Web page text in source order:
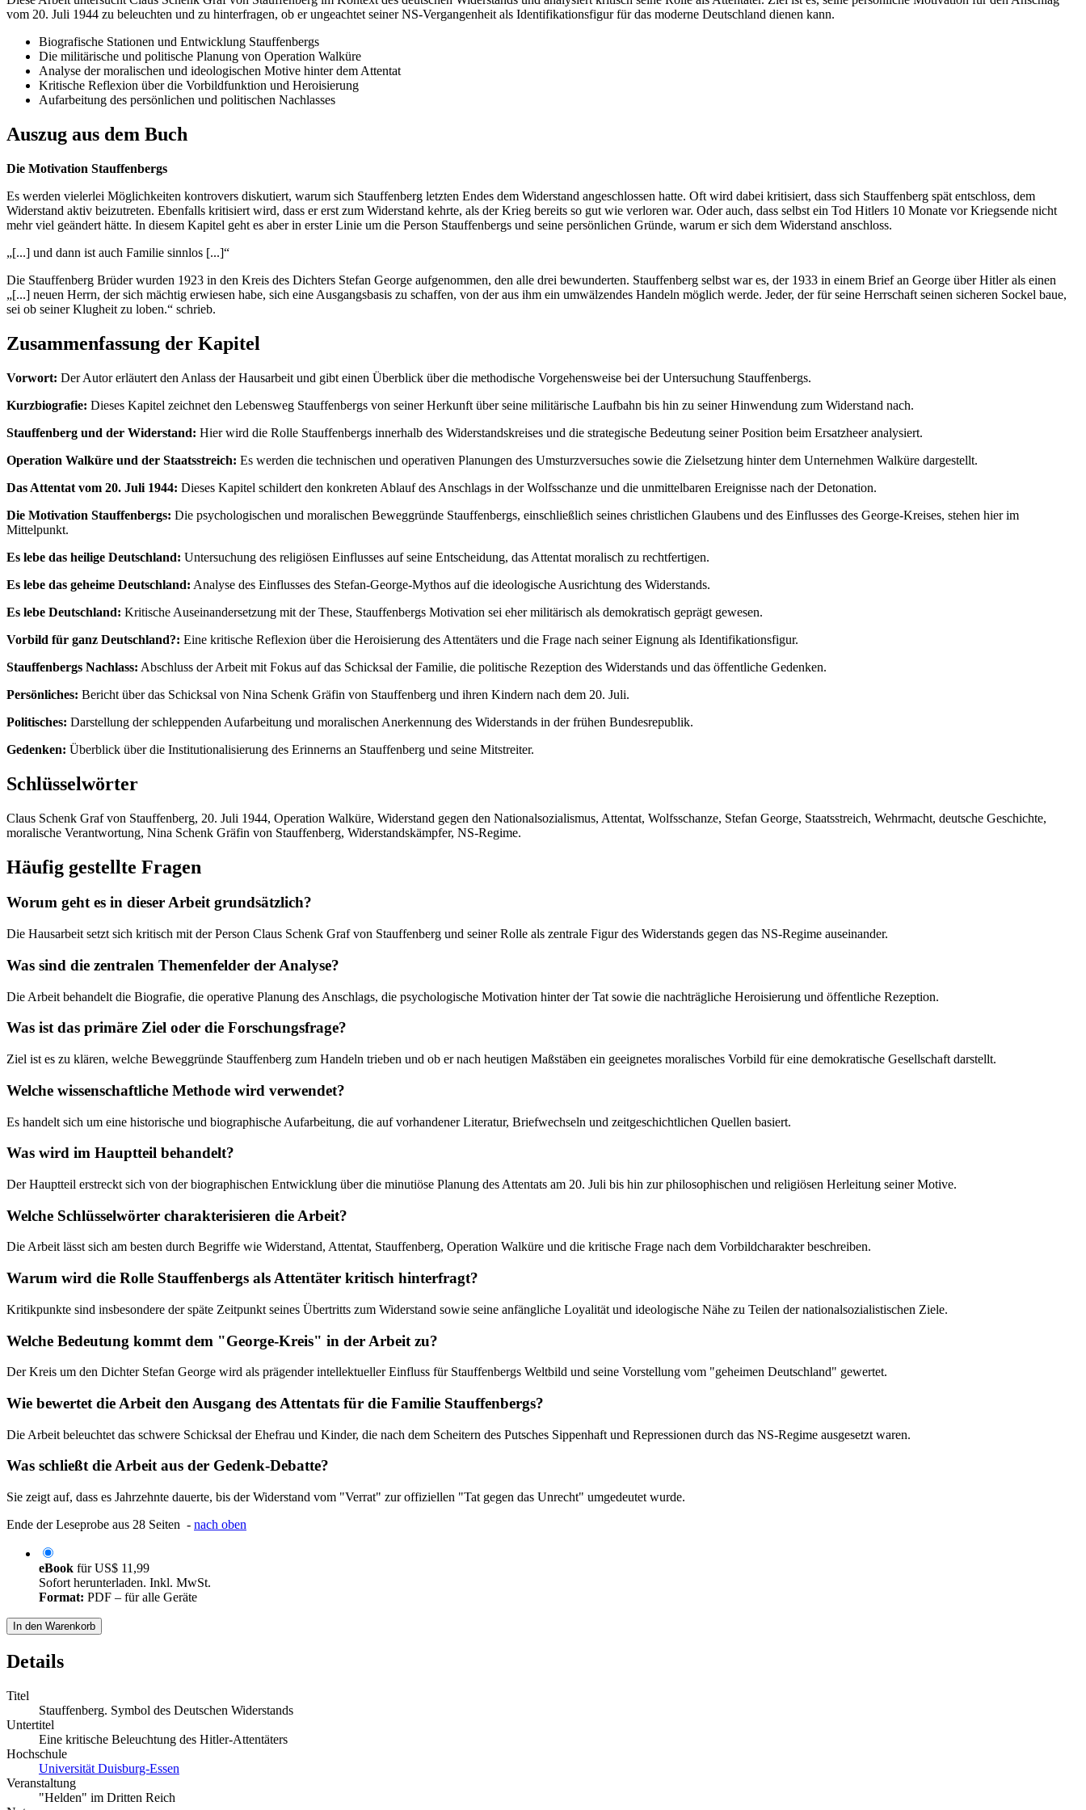
vom 20. Juli 1944 zu beleuchten und zu hinterfragen, ob er ungeachtet seiner NS-Vergangenheit als Identifikationsfigur für das moderne Deutschland dienen kann.
Biografische Stationen und Entwicklung Stauffenbergs
Die militärische und politische Planung von Operation Walküre
Analyse der moralischen und ideologischen Motive hinter dem Attentat
Kritische Reflexion über die Vorbildfunktion und Heroisierung
Aufarbeitung des persönlichen und politischen Nachlasses
Auszug aus dem Buch
Die Motivation Stauffenbergs
Es werden vielerlei Möglichkeiten kontrovers diskutiert, warum sich Stauffenberg letzten Endes dem Widerstand angeschlossen hatte. Oft wird dabei kritisiert, dass sich Stauffenberg spät entschloss, dem
Widerstand aktiv beizutreten. Ebenfalls kritisiert wird, dass er erst zum Widerstand kehrte, als der Krieg bereits so gut wie verloren war. Oder auch, dass selbst ein Tod Hitlers 10 Monate vor Kriegsende nicht
mehr viel geändert hätte. In diesem Kapitel geht es aber in erster Linie um die Person Stauffenbergs und seine persönlichen Gründe, warum er sich dem Widerstand anschloss.
„[...] und dann ist auch Familie sinnlos [...]“
Die Stauffenberg Brüder wurden 1923 in den Kreis des Dichters Stefan George aufgenommen, den alle drei bewunderten. Stauffenberg selbst war es, der 1933 in einem Brief an George über Hitler als einen
„[...] neuen Herrn, der sich mächtig erwiesen habe, sich eine Ausgangsbasis zu schaffen, von der aus ihm ein umwälzendes Handeln möglich werde. Jeder, der für seine Herrschaft seinen sicheren Sockel baue,
sei ob seiner Klugheit zu loben.“ schrieb.
Zusammenfassung der Kapitel
Vorwort: Der Autor erläutert den Anlass der Hausarbeit und gibt einen Überblick über die methodische Vorgehensweise bei der Untersuchung Stauffenbergs.
Kurzbiografie: Dieses Kapitel zeichnet den Lebensweg Stauffenbergs von seiner Herkunft über seine militärische Laufbahn bis hin zu seiner Hinwendung zum Widerstand nach.
Stauffenberg und der Widerstand: Hier wird die Rolle Stauffenbergs innerhalb des Widerstandskreises und die strategische Bedeutung seiner Position beim Ersatzheer analysiert.
Operation Walküre und der Staatsstreich: Es werden die technischen und operativen Planungen des Umsturzversuches sowie die Zielsetzung hinter dem Unternehmen Walküre dargestellt.
Das Attentat vom 20. Juli 1944: Dieses Kapitel schildert den konkreten Ablauf des Anschlags in der Wolfsschanze und die unmittelbaren Ereignisse nach der Detonation.
Die Motivation Stauffenbergs: Die psychologischen und moralischen Beweggründe Stauffenbergs, einschließlich seines christlichen Glaubens und des Einflusses des George-Kreises, stehen hier im
Mittelpunkt.
Es lebe das heilige Deutschland: Untersuchung des religiösen Einflusses auf seine Entscheidung, das Attentat moralisch zu rechtfertigen.
Es lebe das geheime Deutschland: Analyse des Einflusses des Stefan-George-Mythos auf die ideologische Ausrichtung des Widerstands.
Es lebe Deutschland: Kritische Auseinandersetzung mit der These, Stauffenbergs Motivation sei eher militärisch als demokratisch geprägt gewesen.
Vorbild für ganz Deutschland?: Eine kritische Reflexion über die Heroisierung des Attentäters und die Frage nach seiner Eignung als Identifikationsfigur.
Stauffenbergs Nachlass: Abschluss der Arbeit mit Fokus auf das Schicksal der Familie, die politische Rezeption des Widerstands und das öffentliche Gedenken.
Persönliches: Bericht über das Schicksal von Nina Schenk Gräfin von Stauffenberg und ihren Kindern nach dem 20. Juli.
Politisches: Darstellung der schleppenden Aufarbeitung und moralischen Anerkennung des Widerstands in der frühen Bundesrepublik.
Gedenken: Überblick über die Institutionalisierung des Erinnerns an Stauffenberg und seine Mitstreiter.
Schlüsselwörter
Claus Schenk Graf von Stauffenberg, 20. Juli 1944, Operation Walküre, Widerstand gegen den Nationalsozialismus, Attentat, Wolfsschanze, Stefan George, Staatsstreich, Wehrmacht, deutsche Geschichte,
moralische Verantwortung, Nina Schenk Gräfin von Stauffenberg, Widerstandskämpfer, NS-Regime.
Häufig gestellte Fragen
Worum geht es in dieser Arbeit grundsätzlich?
Die Hausarbeit setzt sich kritisch mit der Person Claus Schenk Graf von Stauffenberg und seiner Rolle als zentrale Figur des Widerstands gegen das NS-Regime auseinander.
Was sind die zentralen Themenfelder der Analyse?
Die Arbeit behandelt die Biografie, die operative Planung des Anschlags, die psychologische Motivation hinter der Tat sowie die nachträgliche Heroisierung und öffentliche Rezeption.
Was ist das primäre Ziel oder die Forschungsfrage?
Ziel ist es zu klären, welche Beweggründe Stauffenberg zum Handeln trieben und ob er nach heutigen Maßstäben ein geeignetes moralisches Vorbild für eine demokratische Gesellschaft darstellt.
Welche wissenschaftliche Methode wird verwendet?
Es handelt sich um eine historische und biographische Aufarbeitung, die auf vorhandener Literatur, Briefwechseln und zeitgeschichtlichen Quellen basiert.
Was wird im Hauptteil behandelt?
Der Hauptteil erstreckt sich von der biographischen Entwicklung über die minutiöse Planung des Attentats am 20. Juli bis hin zur philosophischen und religiösen Herleitung seiner Motive.
Welche Schlüsselwörter charakterisieren die Arbeit?
Die Arbeit lässt sich am besten durch Begriffe wie Widerstand, Attentat, Stauffenberg, Operation Walküre und die kritische Frage nach dem Vorbildcharakter beschreiben.
Warum wird die Rolle Stauffenbergs als Attentäter kritisch hinterfragt?
Kritikpunkte sind insbesondere der späte Zeitpunkt seines Übertritts zum Widerstand sowie seine anfängliche Loyalität und ideologische Nähe zu Teilen der nationalsozialistischen Ziele.
Welche Bedeutung kommt dem "George-Kreis" in der Arbeit zu?
Der Kreis um den Dichter Stefan George wird als prägender intellektueller Einfluss für Stauffenbergs Weltbild und seine Vorstellung vom "geheimen Deutschland" gewertet.
Wie bewertet die Arbeit den Ausgang des Attentats für die Familie Stauffenbergs?
Die Arbeit beleuchtet das schwere Schicksal der Ehefrau und Kinder, die nach dem Scheitern des Putsches Sippenhaft und Repressionen durch das NS-Regime ausgesetzt waren.
Was schließt die Arbeit aus der Gedenk-Debatte?
Sie zeigt auf, dass es Jahrzehnte dauerte, bis der Widerstand vom "Verrat" zur offiziellen "Tat gegen das Unrecht" umgedeutet wurde.
Ende der Leseprobe aus 28 Seiten - nach oben
eBook fürUS$ 11,99
Sofort herunterladen. Inkl. MwSt.
Format: PDF – für alle Geräte
In den Warenkorb
Details
Titel
Stauffenberg. Symbol des Deutschen Widerstands
Untertitel
Eine kritische Beleuchtung des Hitler-Attentäters
Hochschule
Universität Duisburg-Essen
Veranstaltung
"Helden" im Dritten Reich